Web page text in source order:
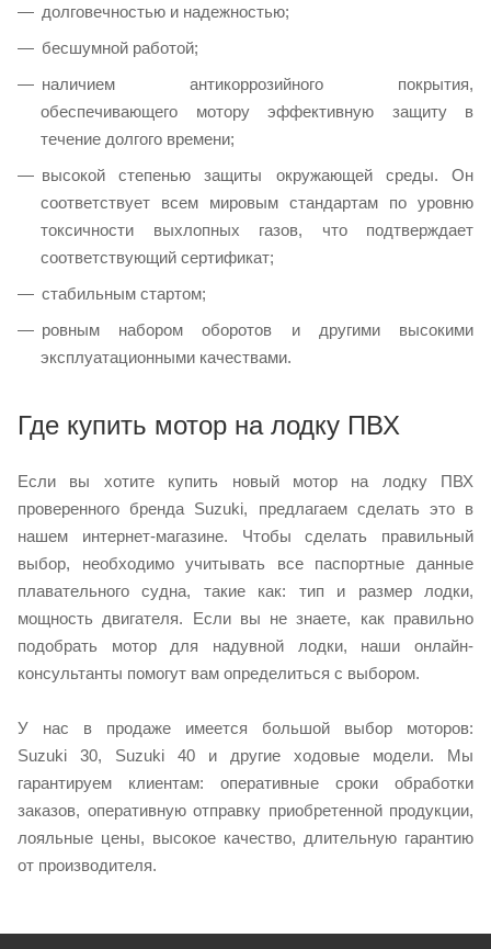
долговечностью и надежностью;
бесшумной работой;
наличием антикоррозийного покрытия,
обеспечивающего мотору эффективную защиту в
течение долгого времени;
высокой степенью защиты окружающей среды. Он
соответствует всем мировым стандартам по уровню
токсичности выхлопных газов, что подтверждает
соответствующий сертификат;
стабильным стартом;
ровным набором оборотов и другими высокими
эксплуатационными качествами.
Где купить мотор на лодку ПВХ
Если вы хотите купить новый мотор на лодку ПВХ
проверенного бренда Suzuki, предлагаем сделать это в
нашем интернет-магазине. Чтобы сделать правильный
выбор, необходимо учитывать все паспортные данные
плавательного судна, такие как: тип и размер лодки,
мощность двигателя. Если вы не знаете, как правильно
подобрать мотор для надувной лодки, наши онлайн-
консультанты помогут вам определиться с выбором.
У нас в продаже имеется большой выбор моторов:
Suzuki 30, Suzuki 40 и другие ходовые модели. Мы
гарантируем клиентам: оперативные сроки обработки
заказов, оперативную отправку приобретенной продукции,
лояльные цены, высокое качество, длительную гарантию
от производителя.